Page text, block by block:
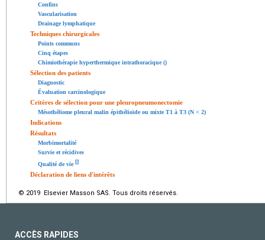
Confins
Vascularisation
Drainage lymphatique
Techniques chirurgicales
Points communs
Cinq étapes
Chimiothérapie hyperthermique intrathoracique ()
Sélection des patients
Diagnostic
Évaluation carcinologique
Critères de sélection pour une pleuropneumonectomie
Mésothéliome pleural malin épithélioïde ou mixte T1 à T3 (N < 2)
Indications
Résultats
Morbimortalité
Survie et récidives
Qualité de vie[]
Déclaration de liens d'intérêts
© 2019 Elsevier Masson SAS. Tous droits réservés.
ACCÈS RAPIDES